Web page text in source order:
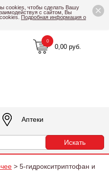
×
cookies, чтобы сделать Вашу
с сайтом, Вы
Подробная информация о
0,00 руб.
0
Аптеки
> 5-гидрокситриптофан и